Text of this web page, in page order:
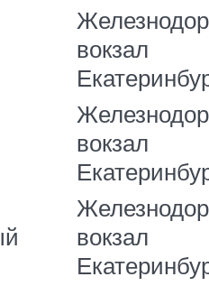
вокзал
вокзал
вокзал